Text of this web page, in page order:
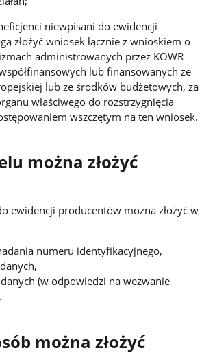
niewpisani do ewidencji
złożyć wniosek łącznie z wnioskiem o
administrowanych przez KOWR
lub finansowanych ze
lub ze środków budżetowych, za
właściwego do rozstrzygnięcia
wszczętym na ten wniosek.
można złożyć
ewidencji producentów można złożyć w
numeru identyfikacyjnego,
(w odpowiedzi na wezwanie
można złożyć